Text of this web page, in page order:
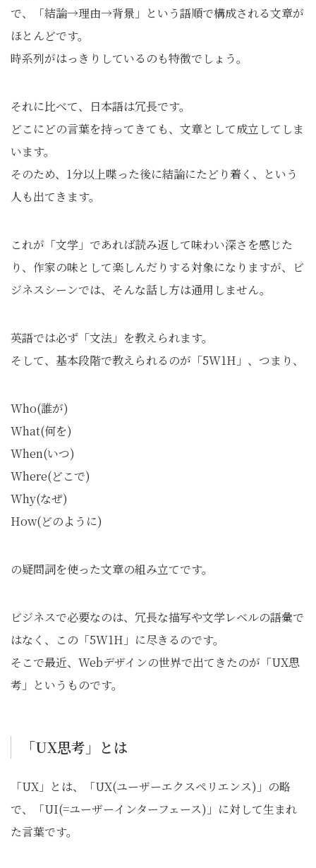
で、「結論→理由→背景」という語順で構成される文章が
ほとんどです。
時系列がはっきりしているのも特徴でしょう。
それに比べて、日本語は冗長です。
どこにどの言葉を持ってきても、文章として成立してしま
います。
そのため、1分以上喋った後に結論にたどり着く、という
人も出てきます。
これが「文学」であれば読み返して味わい深さを感じた
り、作家の味として楽しんだりする対象になりますが、ビ
ジネスシーンでは、そんな話し方は通用しません。
英語では必ず「文法」を教えられます。
そして、基本段階で教えられるのが「5W1H」、つまり、
Who(誰が)
What(何を)
When(いつ)
Where(どこで)
Why(なぜ)
How(どのように)
の疑問詞を使った文章の組み立てです。
ビジネスで必要なのは、冗長な描写や文学レベルの語彙で
はなく、この「5W1H」に尽きるのです。
そこで最近、Webデザインの世界で出てきたのが「UX思
考」というものです。
「UX思考」とは
「UX」とは、「UX(ユーザーエクスペリエンス)」の略
で、「UI(=ユーザーインターフェース)」に対して生まれ
た言葉です。